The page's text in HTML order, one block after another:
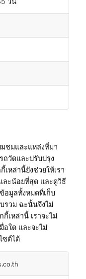
มชมและแหล่งที่มา
ถวัดและปรับปรุง
หล่านี้ยังช่วยให้เรา
ละน้อยที่สุด และดูวิธี
อมูลทั้งหมดที่เก็บ
รวม ฉะนั้นจึงไม่
เหล่านี้ เราจะไม่
อใด และจะไม่
ซต์ได้